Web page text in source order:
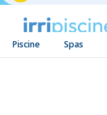
Aller au contenu
Piscine Spas